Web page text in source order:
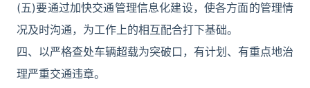
(五)要通过加快交通管理信息化建设，使各方面的管理情
况及时沟通，为工作上的相互配合打下基础。
四、以严格查处车辆超载为突破口，有计划、有重点地治
理严重交通违章。